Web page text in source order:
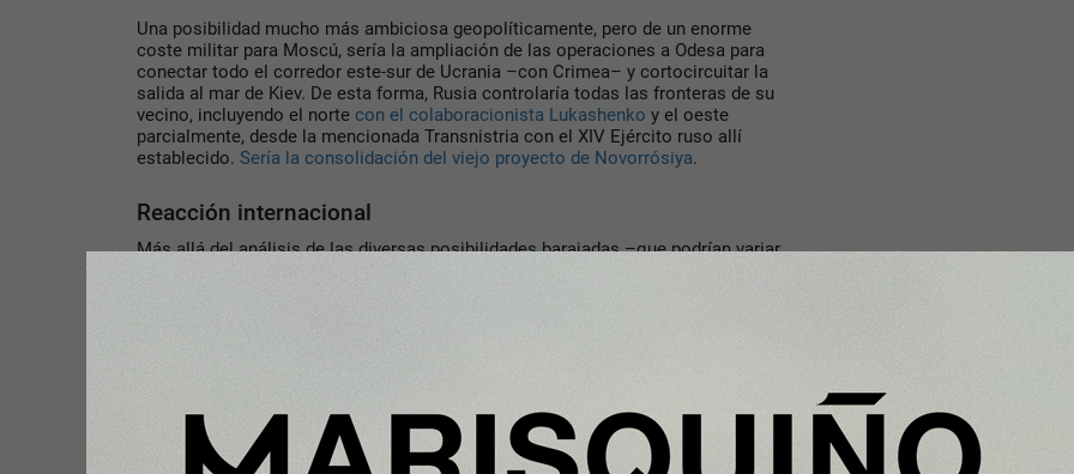
Una posibilidad mucho más ambiciosa geopolíticamente, pero de un enorme
coste militar para Moscú, sería la ampliación de las operaciones a Odesa para
conectar todo el corredor este-sur de Ucrania –con Crimea– y cortocircuitar la
salida al mar de Kiev. De esta forma, Rusia controlaría todas las fronteras de su
vecino, incluyendo el norte con el colaboracionista Lukashenko y el oeste
parcialmente, desde la mencionada Transnistria con el XIV Ejército ruso allí
establecido. Sería la consolidación del viejo proyecto de Novorrósiya.
Reacción internacional
Más allá del análisis de las diversas posibilidades barajadas –que podrían variar
Conferencia de Seguridad de Múnich de 2007 y de la posterior intervención militar
en Georgia, Alemania activó el Nord Stream 2. Sin embargo, Rusia sí ha estado
buscando nuevos mercados para su gas desde hace años, especialmente con